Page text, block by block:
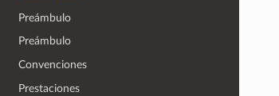
Preámbulo
Preámbulo
Convenciones
Prestaciones